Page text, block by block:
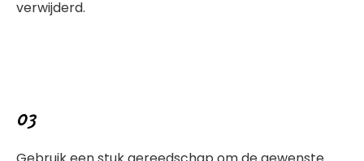
verwijderd.
03